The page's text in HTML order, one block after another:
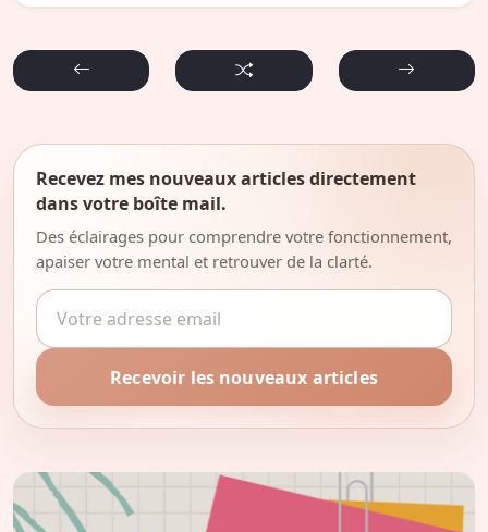
Recevez mes nouveaux articles directement
dans votre boîte mail.
Des éclairages pour comprendre votre fonctionnement,
apaiser votre mental et retrouver de la clarté.
Adresse email
Recevoir les nouveaux articles